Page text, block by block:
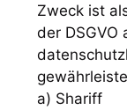
Zweck ist
der DSGVO
a) Shariff